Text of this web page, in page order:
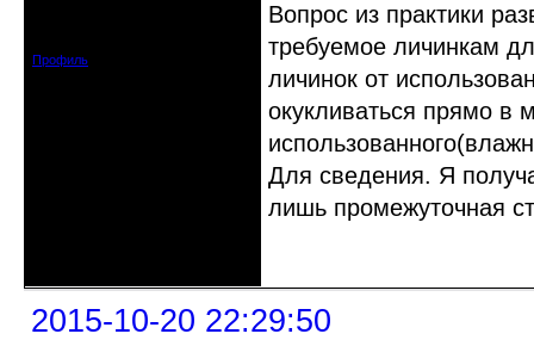
Профиль
Вопрос из практики
требуемое личинкам
личинок от
окукливаться прямо в
Для сведения. Я
лишь промежуточная
2015-10-20 22:29:50